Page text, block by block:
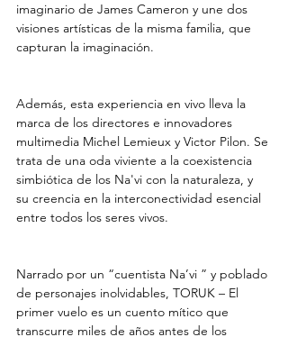
imaginario de James Cameron y une dos
visiones artísticas de la misma familia, que
capturan la imaginación.
Además, esta experiencia en vivo lleva la
marca de los directores e innovadores
multimedia Michel Lemieux y Victor Pilon. Se
trata de una oda viviente a la coexistencia
simbiótica de los Na'vi con la naturaleza, y
su creencia en la interconectividad esencial
entre todos los seres vivos.
Narrado por un “cuentista Na’vi ” y poblado
de personajes inolvidables, TORUK – El
primer vuelo es un cuento mítico que
transcurre miles de años antes de los